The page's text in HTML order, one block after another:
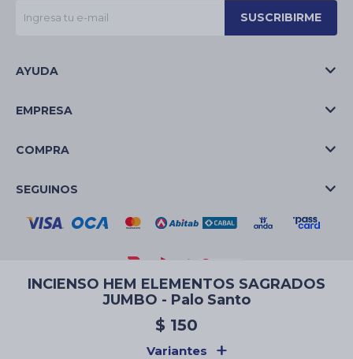
INCIENSO HEM ELEMENTOS SAGRADOS
JUMBO - Palo Santo
$ 150
Variantes
SUSCRIBIRME
AYUDA
EMPRESA
COMPRA
SEGUINOS
© Copyright 2026 / La Casa de las Velas